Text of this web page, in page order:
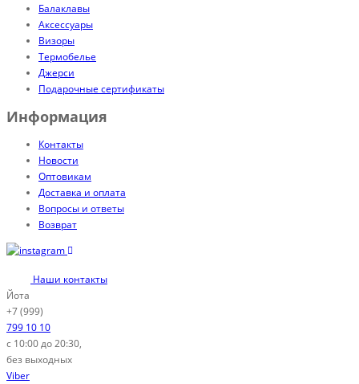
Балаклавы
Аксессуары
Визоры
Термобелье
Джерси
Подарочные сертификаты
Информация
Контакты
Новости
Оптовикам
Доставка и оплата
Вопросы и ответы
Возврат
Наши контакты
Йота
+7 (999)
799 10 10
с 10:00 до 20:30,
без выходных
Viber